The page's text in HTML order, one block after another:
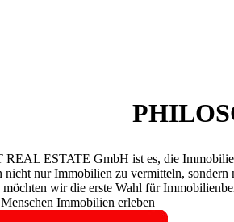
ESTATE GmbH ist es, die
nur Immobilien zu vermitteln,
wir die erste Wahl für
Immobilien erleben